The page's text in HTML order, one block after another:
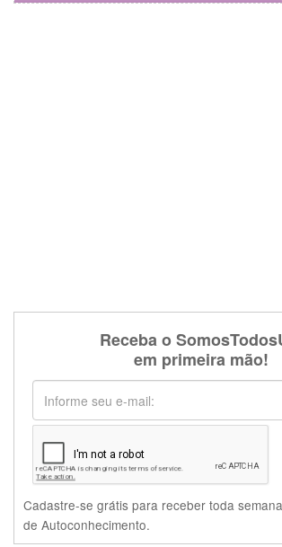
Receba o
em primeira mão!
Cadastre-se grátis para receber toda
de Autoconhecimento.